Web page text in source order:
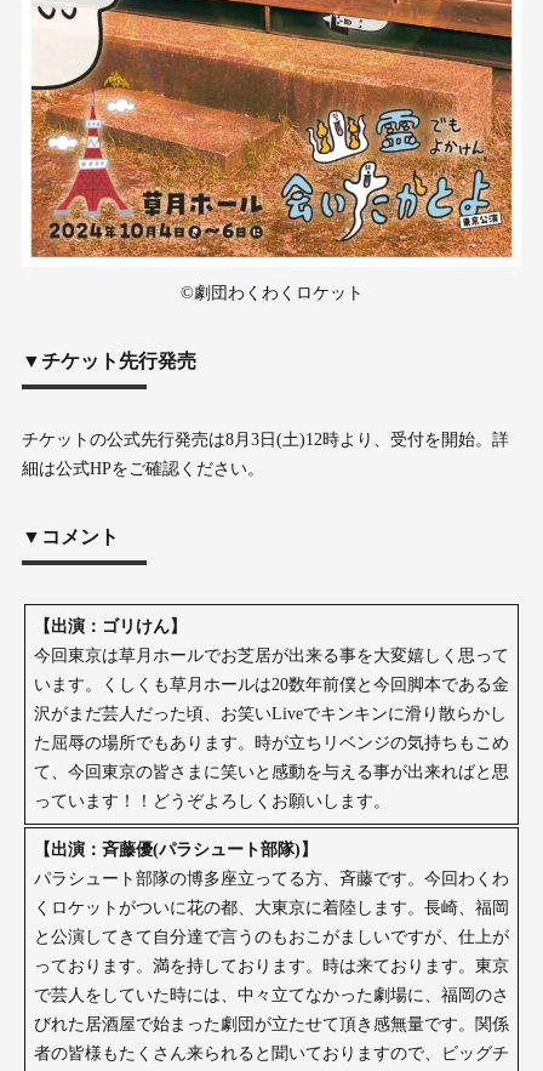
©︎劇団わくわくロケット
▼チケット先行発売
チケットの公式先⾏発売は8⽉3⽇(土)12時より、受付を開始。詳
細は公式HPをご確認ください。
▼コメント
【出演：ゴリけん】
今回東京は草月ホールでお芝居が出来る事を大変嬉しく思って
います。くしくも草月ホールは20数年前僕と今回脚本である金
沢がまだ芸人だった頃、お笑いLiveでキンキンに滑り散らかし
た屈辱の場所でもあります。時が立ちリベンジの気持ちもこめ
て、今回東京の皆さまに笑いと感動を与える事が出来ればと思
っています！！どうぞよろしくお願いします。
【出演：斉藤優(パラシュート部隊)】
パラシュート部隊の博多座立ってる方、斉藤です。今回わくわ
くロケットがついに花の都、大東京に着陸します。長崎、福岡
と公演してきて自分達で言うのもおこがましいですが、仕上が
っております。満を持しております。時は来ております。東京
で芸人をしていた時には、中々立てなかった劇場に、福岡のさ
びれた居酒屋で始まった劇団が立たせて頂き感無量です。関係
者の皆様もたくさん来られると聞いておりますので、ビッグチ